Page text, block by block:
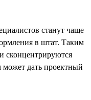
станут чаще
в штат. Таким
сконцентрируются
может дать проектный